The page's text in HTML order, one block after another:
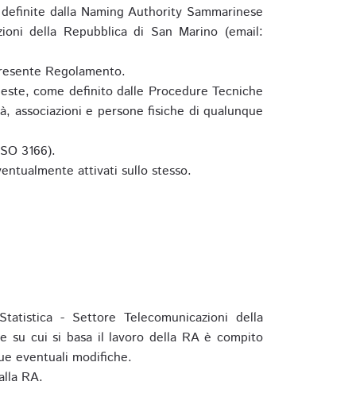
dalla Naming Authority Sammarinese
della Repubblica di San Marino (email:
Regolamento.
come definito dalle Procedure Tecniche
associazioni e persone fisiche di qualunque
3166).
attivati sullo stesso.
- Settore Telecomunicazioni della
su cui si basa il lavoro della RA è compito
eventuali modifiche.
RA.